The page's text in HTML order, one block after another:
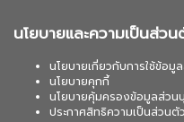
นโยบายและความเป็นส่ว
นโยบายเกี่ยวกับการใช้ข้อมู
นโยบายคุกกี้
นโยบายคุ้มครองข้อมูลส่วน
ประกาศสิทธิความเป็นส่วน